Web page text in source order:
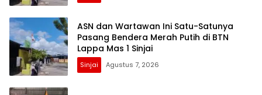
ASN dan Wartawan Ini Satu-Satunya
Pasang Bendera Merah Putih di BTN
Lappa Mas 1 Sinjai
Sinjai Agustus 7, 2026